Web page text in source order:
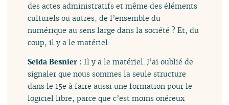
des actes administratifs et même des éléments
culturels ou autres, de l’ensemble du
numérique au sens large dans la société ? Et, du
coup, il y a le matériel.
Selda Besnier :Il y a le matériel. J’ai oublié de
signaler que nous sommes la seule structure
dans le 15e à faire aussi une formation pour le
logiciel libre, parce que c’est moins onéreux